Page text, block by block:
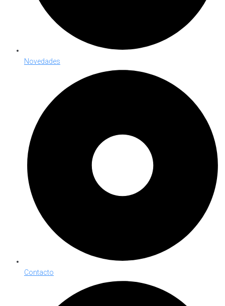
Novedades
Contacto